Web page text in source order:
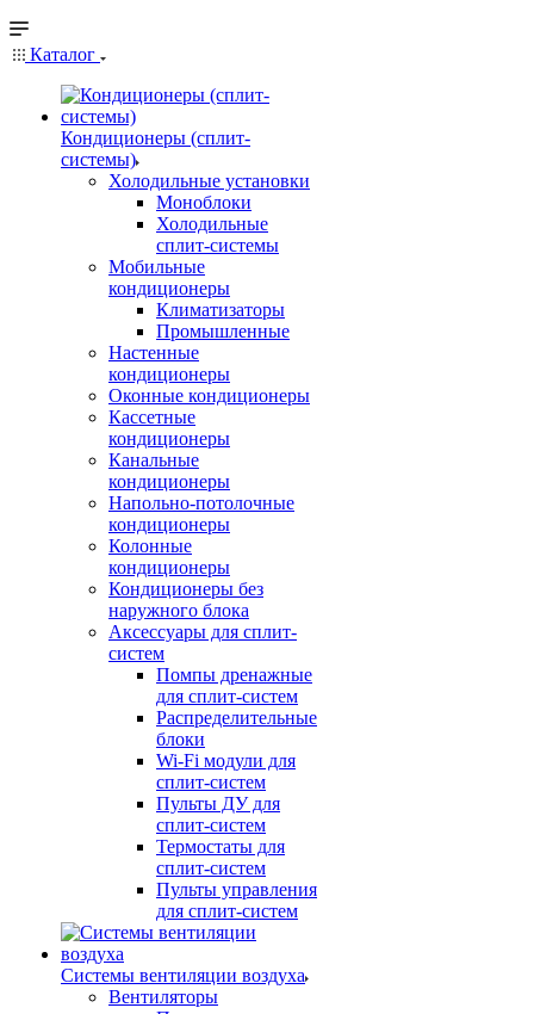
Каталог
Кондиционеры (сплит-
системы)
Холодильные установки
Моноблоки
Холодильные
сплит-системы
Мобильные
кондиционеры
Климатизаторы
Промышленные
Настенные
кондиционеры
Оконные кондиционеры
Кассетные
кондиционеры
Канальные
кондиционеры
Напольно-потолочные
кондиционеры
Колонные
кондиционеры
Кондиционеры без
наружного блока
Аксессуары для сплит-
систем
Помпы дренажные
для сплит-систем
Распределительные
блоки
Wi-Fi модули для
сплит-систем
Пульты ДУ для
сплит-систем
Термостаты для
сплит-систем
Пульты управления
для сплит-систем
Системы вентиляции воздуха
Вентиляторы